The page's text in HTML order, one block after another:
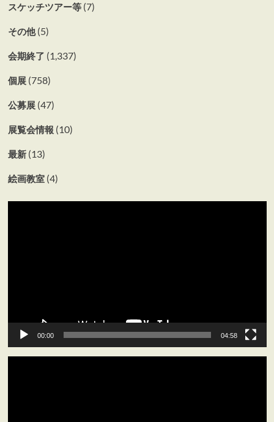
スケッチツアー等(7)
その他(5)
会期終了 (1,337)
個展(758)
公募展(47)
展覧会情報 (10)
最新(13)
絵画教室(4)
00:00 04:58